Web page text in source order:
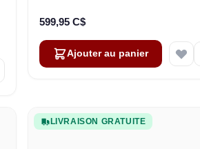
599,95 C$
Ajouter au panier
LIVRAISON GRATUITE